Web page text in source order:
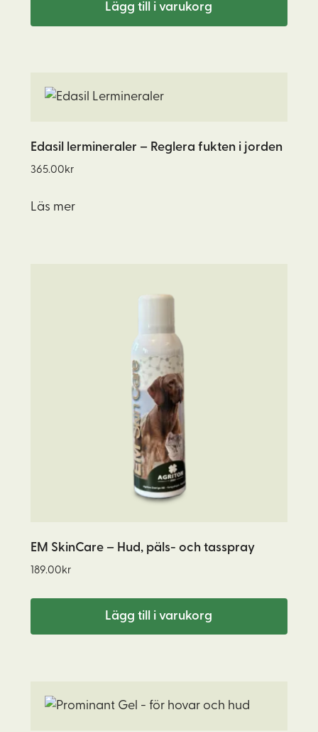
Lägg till i varukorg
Edasil lermineraler – Reglera fukten i jorden
365.00kr
Läs mer
EM SkinCare – Hud, päls- och tasspray
189.00kr
Lägg till i varukorg